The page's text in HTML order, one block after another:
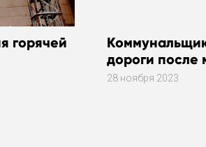
горячей
дороги после
28 ноября 2023